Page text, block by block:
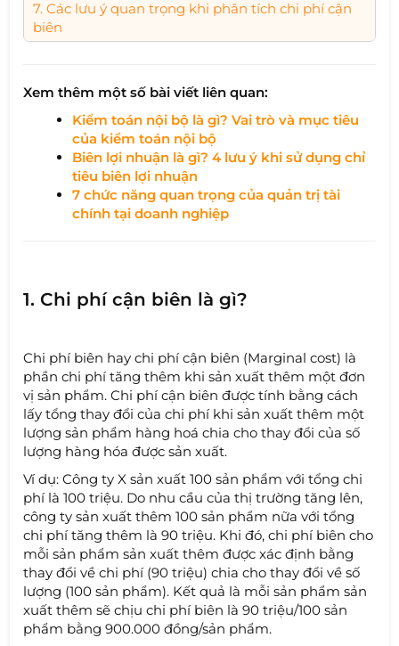
7. Các lưu ý quan trọng khi phân tích chi phí cận
biên
Xem thêm một số bài viết liên quan:
Kiểm toán nội bộ là gì? Vai trò và mục tiêu
của kiểm toán nội bộ
Biên lợi nhuận là gì? 4 lưu ý khi sử dụng chỉ
tiêu biên lợi nhuận
7 chức năng quan trọng của quản trị tài
chính tại doanh nghiệp
1. Chi phí cận biên là gì?
Chi phí biên hay chi phí cận biên (Marginal cost) là
phần chi phí tăng thêm khi sản xuất thêm một đơn
vị sản phẩm. Chi phí cận biên được tính bằng cách
lấy tổng thay đổi của chi phí khi sản xuất thêm một
lượng sản phẩm hàng hoá chia cho thay đổi của số
lượng hàng hóa được sản xuất.
Ví dụ: Công ty X sản xuất 100 sản phẩm với tổng chi
phí là 100 triệu. Do nhu cầu của thị trường tăng lên,
công ty sản xuất thêm 100 sản phẩm nữa với tổng
chi phí tăng thêm là 90 triệu. Khi đó, chi phí biên cho
mỗi sản phẩm sản xuất thêm được xác định bằng
thay đổi về chi phí (90 triệu) chia cho thay đổi về số
lượng (100 sản phẩm). Kết quả là mỗi sản phẩm sản
xuất thêm sẽ chịu chi phí biên là 90 triệu/100 sản
phẩm bằng 900.000 đồng/sản phẩm.